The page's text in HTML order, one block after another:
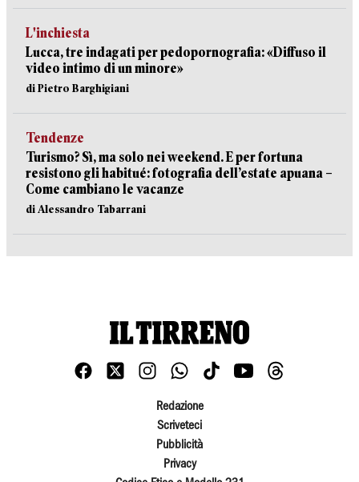
L'inchiesta
Lucca, tre indagati per pedopornografia: «Diffuso il
video intimo di un minore»
di Pietro Barghigiani
Tendenze
Turismo? Sì, ma solo nei weekend. E per fortuna
resistono gli habitué: fotografia dell’estate apuana –
Come cambiano le vacanze
di Alessandro Tabarrani
Redazione
Scriveteci
Pubblicità
Privacy